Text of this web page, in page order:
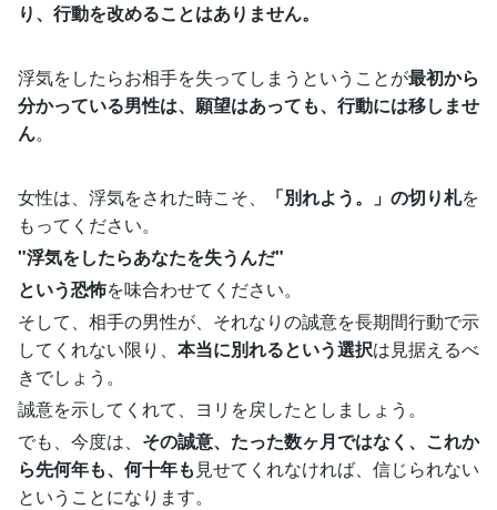
り、行動を改めることはありません。
浮気をしたらお相手を失ってしまうということが最初から
分かっている男性は、願望はあっても、行動には移しませ
ん。
女性は、浮気をされた時こそ、 「別れよう。」の切り札を
もってください。
"浮気をしたらあなたを失うんだ"
という恐怖を味合わせてください。
そして、相手の男性が、それなりの誠意を長期間行動で示
してくれない限り、 本当に別れるという選択は見据えるべ
きでしょう。
誠意を示してくれて、ヨリを戻したとしましょう。
でも、今度は、 その誠意、たった数ヶ月ではなく、これか
ら先何年も、何十年も 見せてくれなければ、信じられない
ということになります。